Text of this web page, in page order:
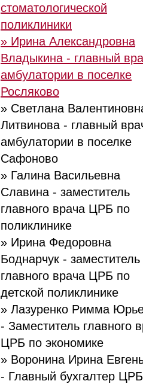
стоматологической
поликлиники
» Ирина Александровна
Владыкина - главный
амбулатории в поселке
Росляково
» Светлана
Литвинова - главный
амбулатории в поселке
Сафоново
» Галина Васильевна
Славина - заместитель
главного врача ЦРБ по
поликлинике
» Ирина Федоровна
Боднарчук - заместитель
главного врача ЦРБ по
детской поликлинике
» Лазуренко Римма
- Заместитель главного
ЦРБ по экономике
» Воронина Ирина
- Главный бухгалтер ЦРБ